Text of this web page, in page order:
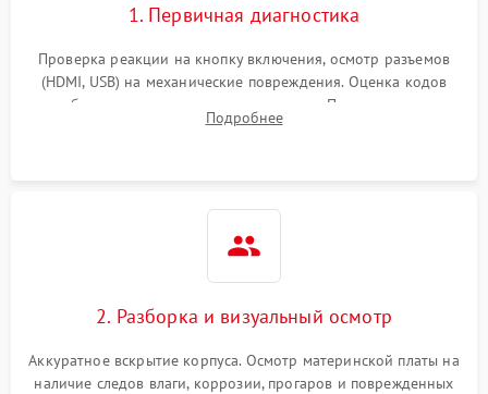
1. Первичная диагностика
Проверка реакции на кнопку включения, осмотр разъемов
(HDMI, USB) на механические повреждения. Оценка кодов
ошибок на экране или по индикаторам. Проверка чтения
дисков, работы геймпадов и наличия гарантийных пломб.
Подробнее
2. Разборка и визуальный осмотр
Аккуратное вскрытие корпуса. Осмотр материнской платы на
наличие следов влаги, коррозии, прогаров и поврежденных